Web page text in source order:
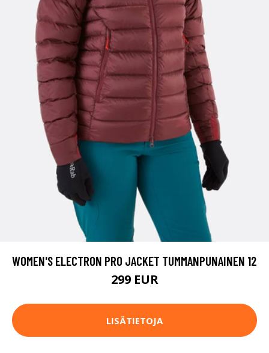
WOMEN'S ELECTRON PRO JACKET TUMMANPUNAINEN 12
299 EUR
LISÄTIETOJA